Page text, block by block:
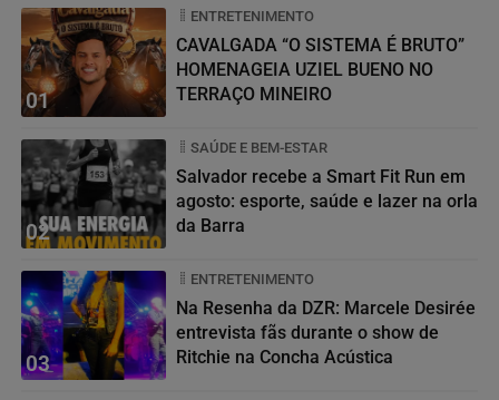
01
ENTRETENIMENTO
CAVALGADA “O SISTEMA É BRUTO”
HOMENAGEIA UZIEL BUENO NO
TERRAÇO MINEIRO
02
SAÚDE E BEM-ESTAR
Salvador recebe a Smart Fit Run em
agosto: esporte, saúde e lazer na orla
da Barra
03
ENTRETENIMENTO
Na Resenha da DZR: Marcele Desirée
entrevista fãs durante o show de
Ritchie na Concha Acústica